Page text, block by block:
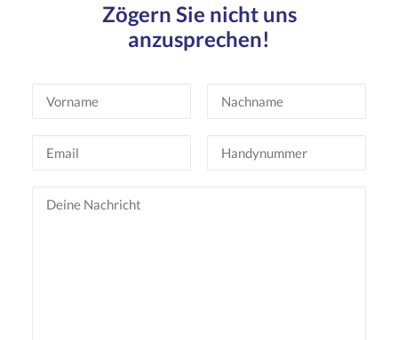
Zögern Sie nicht uns
anzusprechen!